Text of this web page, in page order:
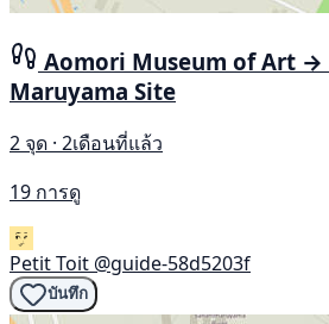
Aomori Museum of Art →
Maruyama Site
2 จุด · 2เดือนที่แล้ว
19 การดู
Petit Toit @guide-58d5203f
บันทึก